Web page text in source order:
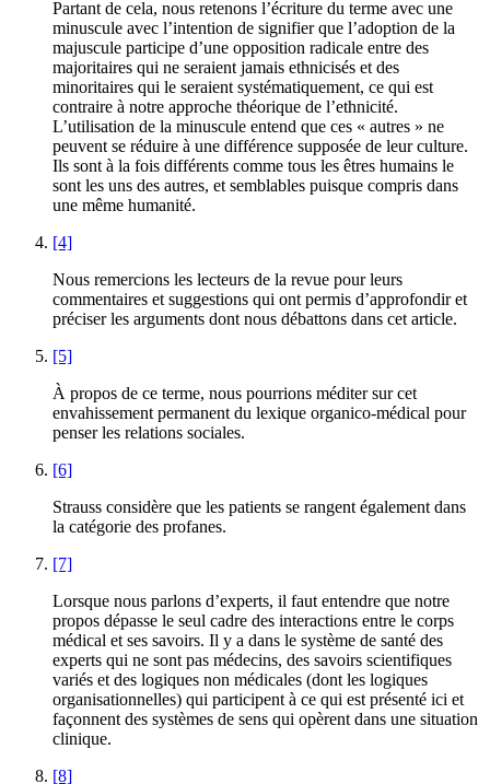
Partant de cela, nous retenons l’écriture du terme avec une
minuscule avec l’intention de signifier que l’adoption de la
majuscule participe d’une opposition radicale entre des
majoritaires qui ne seraient jamais ethnicisés et des
minoritaires qui le seraient systématiquement, ce qui est
contraire à notre approche théorique de l’ethnicité.
L’utilisation de la minuscule entend que ces « autres » ne
peuvent se réduire à une différence supposée de leur culture.
Ils sont à la fois différents comme tous les êtres humains le
sont les uns des autres, et semblables puisque compris dans
une même humanité.
[4]
Nous remercions les lecteurs de la revue pour leurs
commentaires et suggestions qui ont permis d’approfondir et
préciser les arguments dont nous débattons dans cet article.
[5]
À propos de ce terme, nous pourrions méditer sur cet
envahissement permanent du lexique organico-médical pour
penser les relations sociales.
[6]
Strauss considère que les patients se rangent également dans
la catégorie des profanes.
[7]
Lorsque nous parlons d’experts, il faut entendre que notre
propos dépasse le seul cadre des interactions entre le corps
médical et ses savoirs. Il y a dans le système de santé des
experts qui ne sont pas médecins, des savoirs scientifiques
variés et des logiques non médicales (dont les logiques
organisationnelles) qui participent à ce qui est présenté ici et
façonnent des systèmes de sens qui opèrent dans une situation
clinique.
[8]